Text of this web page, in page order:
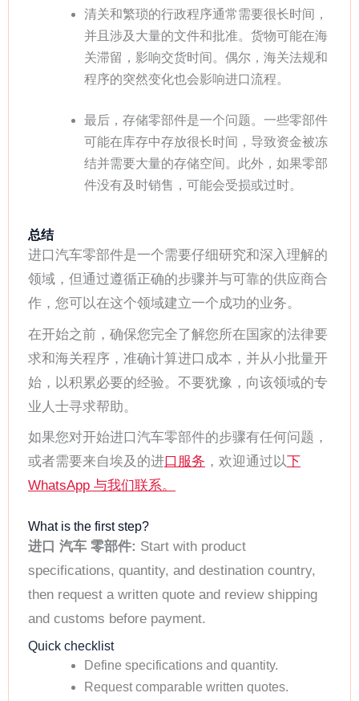
清关和繁琐的行政程序通常需要很长时间，
并且涉及大量的文件和批准。货物可能在海
关滞留，影响交货时间。偶尔，海关法规和
程序的突然变化也会影响进口流程。
最后，存储零部件是一个问题。一些零部件
可能在库存中存放很长时间，导致资金被冻
结并需要大量的存储空间。此外，如果零部
件没有及时销售，可能会受损或过时。
总结
进口汽车零部件是一个需要仔细研究和深入理解的
领域，但通过遵循正确的步骤并与可靠的供应商合
作，您可以在这个领域建立一个成功的业务。
在开始之前，确保您完全了解您所在国家的法律要
求和海关程序，准确计算进口成本，并从小批量开
始，以积累必要的经验。不要犹豫，向该领域的专
业人士寻求帮助。
如果您对开始进口汽车零部件的步骤有任何问题，
或者需要来自埃及的进口服务 ，欢迎通过以下
WhatsApp 与我们联系。
What is the first step?
进口 汽车 零部件: Start with product
specifications, quantity, and destination country,
then request a written quote and review shipping
and customs before payment.
Quick checklist
Define specifications and quantity.
Request comparable written quotes.